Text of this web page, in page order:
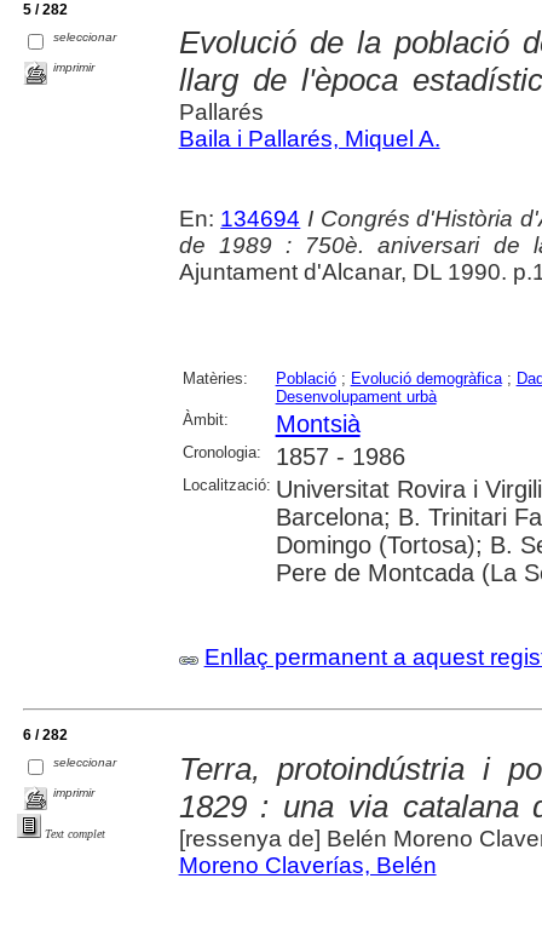
5 / 282
seleccionar
imprimir
Evolució de la població
llarg de l'època
Pallarés
Baila i Pallarés, Miquel A.
En: 134694 I Congrés d'Història
de 1989 : 750è. aniversari de
Ajuntament d'Alcanar, DL 1990.
Matèries: Població; Evolució demogràfica;
Desenvolupament urbà
Àmbit:
Montsià
Cronologia: 1857 - 1986
Localització: Universitat Rovira i
Barcelona; B. Trinitari
Domingo (Tortosa); B.
Pere de Montcada (La
Enllaç permanent a aquest
6 / 282
seleccionar
imprimir
Text complet
Terra, protoindústria i
1829 : una via catalana
[ressenya de] Belén Moreno
Moreno Claverías, Belén